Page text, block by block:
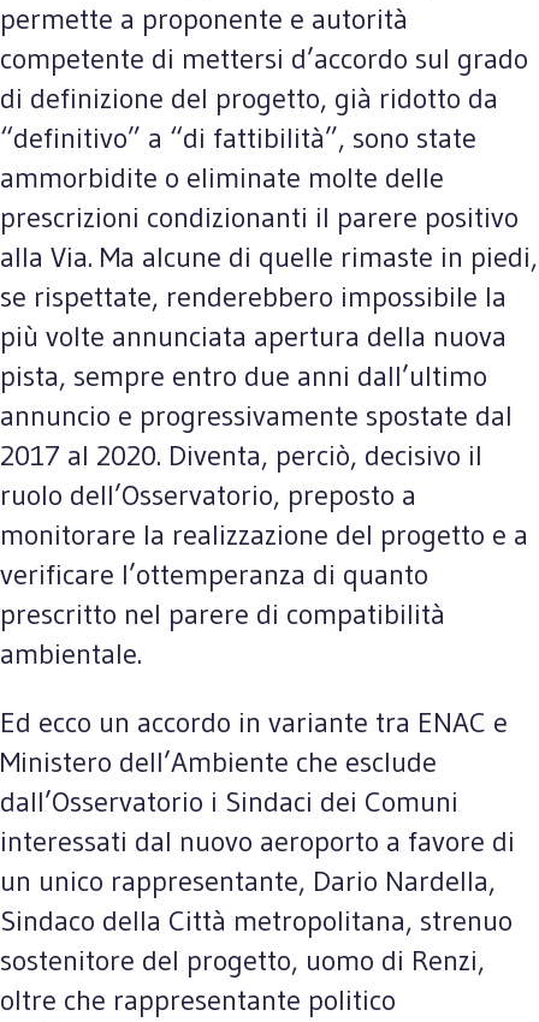
permette a proponente e autorità
competente di mettersi d’accordo sul grado
di definizione del progetto, già ridotto da
“definitivo” a “di fattibilità”, sono state
ammorbidite o eliminate molte delle
prescrizioni condizionanti il parere positivo
alla Via. Ma alcune di quelle rimaste in piedi,
se rispettate, renderebbero impossibile la
più volte annunciata apertura della nuova
pista, sempre entro due anni dall’ultimo
annuncio e progressivamente spostate dal
2017 al 2020. Diventa, perciò, decisivo il
ruolo dell’Osservatorio, preposto a
monitorare la realizzazione del progetto e a
verificare l’ottemperanza di quanto
prescritto nel parere di compatibilità
ambientale.
Ed ecco un accordo in variante tra ENAC e
Ministero dell’Ambiente che esclude
dall’Osservatorio i Sindaci dei Comuni
interessati dal nuovo aeroporto a favore di
un unico rappresentante, Dario Nardella,
Sindaco della Città metropolitana, strenuo
sostenitore del progetto, uomo di Renzi,
oltre che rappresentante politico